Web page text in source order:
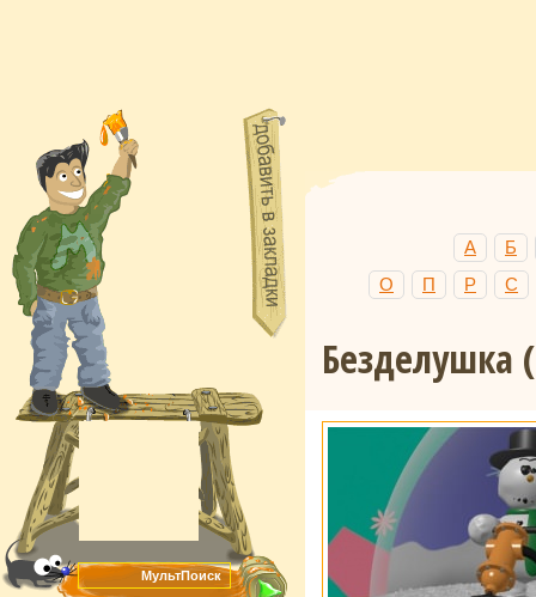
А
Б
О
П Р С
Безделушка